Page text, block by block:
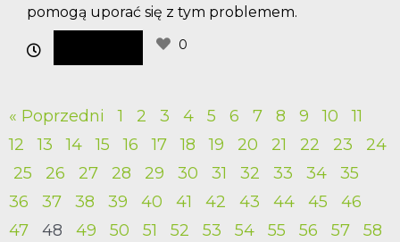
pomogą uporać się z tym problemem.
0
« Poprzedni 1 2 3 4 5 6 7 8 9 10
11
12
13 14 15 16 17 18 19 20 21 22 23
24
25
26 27 28 29 30 31 32 33 34
35
36
37 38 39 40 41 42 43 44 45
46
47
48 49 50 51 52 53 54 55 56 57
58